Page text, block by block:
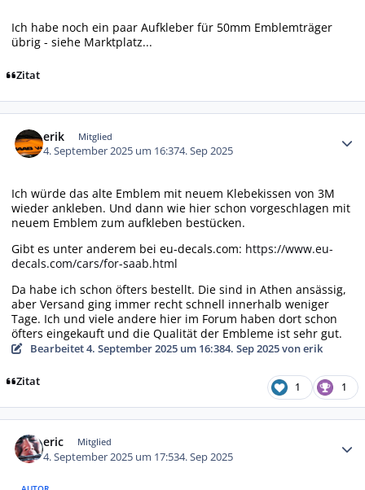
Ich habe noch ein paar Aufkleber für 50mm Emblemträger
übrig - siehe Marktplatz...
Zitat
erik Mitglied
4. September 2025 um 16:374. Sep 2025
Ich würde das alte Emblem mit neuem Klebekissen von 3M
wieder ankleben. Und dann wie hier schon vorgeschlagen mit
neuem Emblem zum aufkleben bestücken.
Gibt es unter anderem bei eu-decals.com: https://www.eu-
decals.com/cars/for-saab.html
Da habe ich schon öfters bestellt. Die sind in Athen ansässig,
aber Versand ging immer recht schnell innerhalb weniger
Tage. Ich und viele andere hier im Forum haben dort schon
öfters eingekauft und die Qualität der Embleme ist sehr gut.
Bearbeitet4. September 2025 um 16:384. Sep 2025von erik
Zitat 1 1
eric Mitglied
4. September 2025 um 17:534. Sep 2025